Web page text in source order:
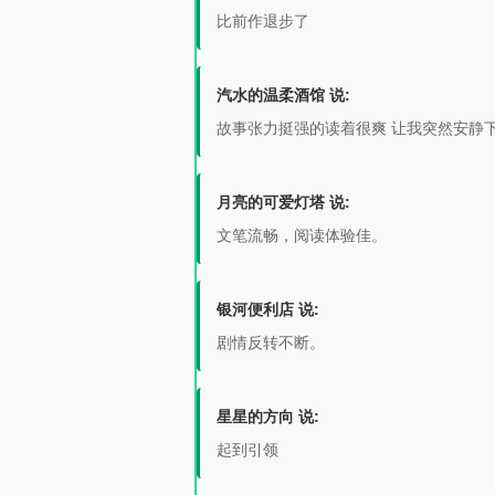
比前作退步了
汽水的温柔酒馆 说:
故事张力挺强的读着很爽 让我突然安静
月亮的可爱灯塔 说:
文笔流畅，阅读体验佳。
银河便利店 说:
剧情反转不断。
星星的方向 说:
起到引领